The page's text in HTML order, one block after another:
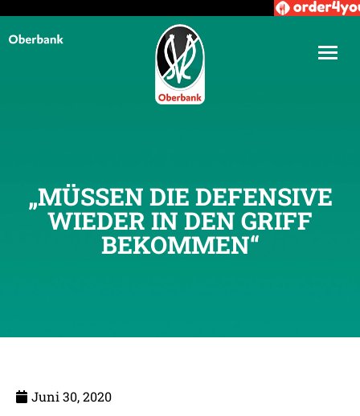
„MÜSSEN DIE DEFENSIVE
WIEDER IN DEN GRIFF
BEKOMMEN“
Juni 30, 2020